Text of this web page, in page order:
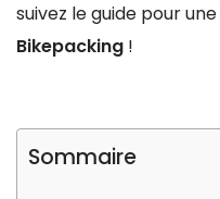
suivez le guide pour une
Bikepacking !
Sommaire